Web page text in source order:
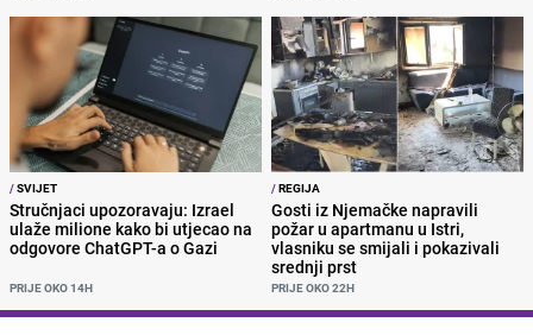
/SVIJET
Stručnjaci upozoravaju: Izrael
ulaže milione kako bi utjecao na
odgovore ChatGPT-a o Gazi
PRIJE OKO 14H
/REGIJA
Gosti iz Njemačke napravili
požar u apartmanu u Istri,
vlasniku se smijali i pokazivali
srednji prst
PRIJE OKO 22H